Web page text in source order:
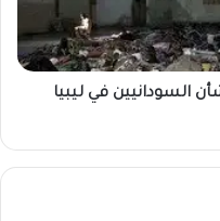
السودانيين في ليبيا